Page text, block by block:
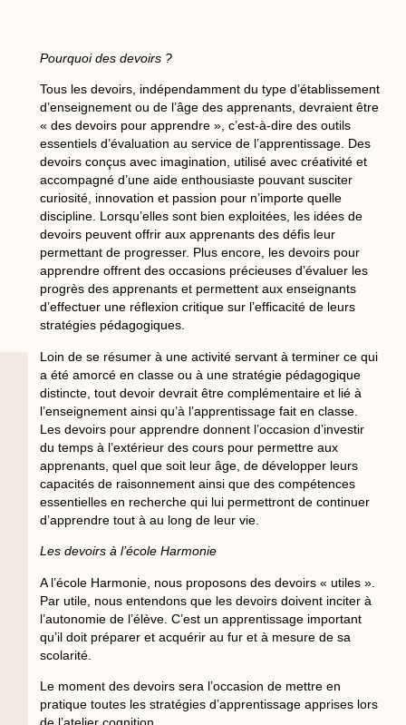
Pourquoi des devoirs ?
Tous les devoirs, indépendamment du type d’établissement
d’enseignement ou de l’âge des apprenants, devraient être
« des devoirs pour apprendre », c’est-à-dire des outils
essentiels d’évaluation au service de l’apprentissage. Des
devoirs conçus avec imagination, utilisé avec créativité et
accompagné d’une aide enthousiaste pouvant susciter
curiosité, innovation et passion pour n’importe quelle
discipline. Lorsqu’elles sont bien exploitées, les idées de
devoirs peuvent offrir aux apprenants des défis leur
permettant de progresser. Plus encore, les devoirs pour
apprendre offrent des occasions précieuses d’évaluer les
progrès des apprenants et permettent aux enseignants
d’effectuer une réflexion critique sur l’efficacité de leurs
stratégies pédagogiques.
Loin de se résumer à une activité servant à terminer ce qui
a été amorcé en classe ou à une stratégie pédagogique
distincte, tout devoir devrait être complémentaire et lié à
l’enseignement ainsi qu’à l’apprentissage fait en classe.
Les devoirs pour apprendre donnent l’occasion d’investir
du temps à l’extérieur des cours pour permettre aux
apprenants, quel que soit leur âge, de développer leurs
capacités de raisonnement ainsi que des compétences
essentielles en recherche qui lui permettront de continuer
d’apprendre tout à au long de leur vie.
Les devoirs à l’école Harmonie
A l’école Harmonie, nous proposons des devoirs « utiles ».
Par utile, nous entendons que les devoirs doivent inciter à
l’autonomie de l’élève. C’est un apprentissage important
qu’il doit préparer et acquérir au fur et à mesure de sa
scolarité.
Le moment des devoirs sera l’occasion de mettre en
pratique toutes les stratégies d’apprentissage apprises lors